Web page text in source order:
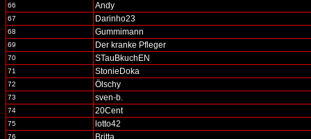
66 Andy
67 Darinho23
68 Gummimann
69 Der kranke Pfleger
70 STauBkuchEN
71 StonieDoka
72 Ölschy
73 sven-b.
74 20Cent
75 lotto42
76 Britta